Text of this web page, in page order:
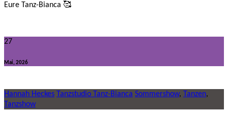
Eure Tanz-Bianca 🥰
27
Mai, 2026
Hannah Heckes Tanzstudio Tanz-Bianca Sommershow, Tanzen,
Tanzshow